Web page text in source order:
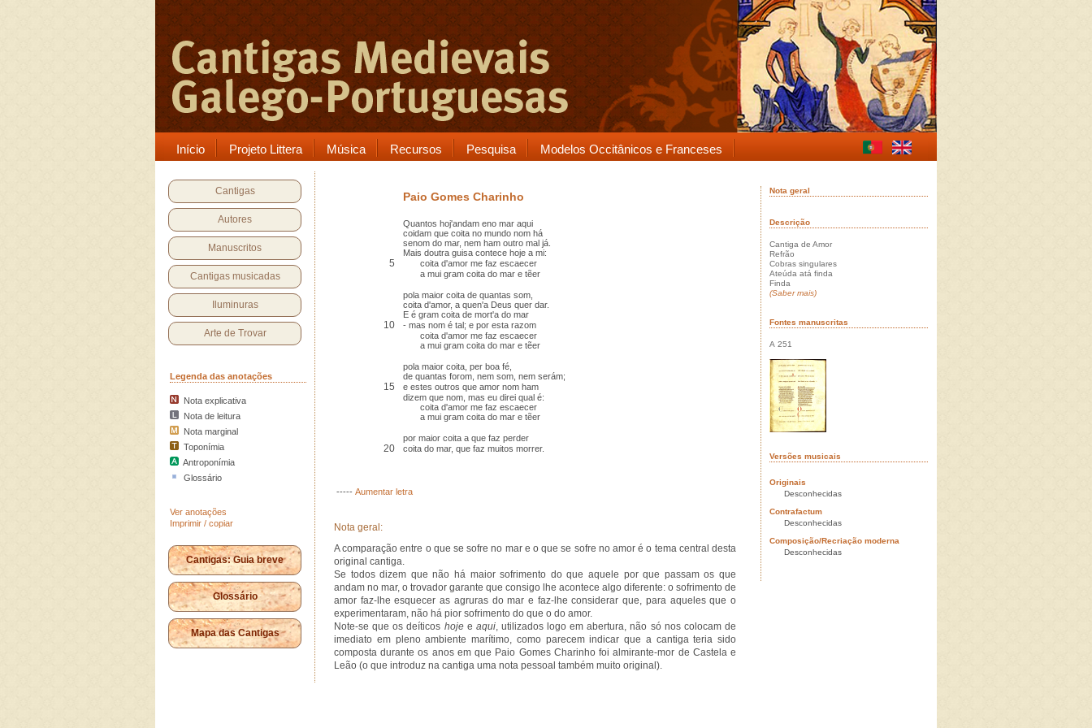
Início Projeto Littera Música Recursos Pesquisa Modelos Occitânicos e Franceses
Cantigas
Autores
Manuscritos
Cantigas musicadas
Iluminuras
Arte de Trovar
Legenda das anotações
Nota explicativa
Nota de leitura
Nota marginal
Toponímia
Antroponímia
Glossário
Ver anotações
Imprimir / copiar
Cantigas: Guia breve
Glossário
Mapa das Cantigas
Paio Gomes Charinho
Quantos hoj'andam eno mar aqui
coidam que coita no mundo nom há
senom do mar, nem ham outro mal já.
Mais doutra guisa contece hoje a mi:
5
coita d'amor me faz escaecer
a mui gram coita do mar e tẽer
pola maior coita de quantas som,
coita d'amor, a quen'a Deus quer dar.
E é gram coita de mort'a do mar
10
- mas nom é tal; e por esta razom
coita d'amor me faz escaecer
a mui gram coita do mar e tẽer
pola maior coita, per boa fé,
de quantas forom, nem som, nem serám;
15
e estes outros que amor nom ham
dizem que nom, mas eu direi qual é:
coita d'amor me faz escaecer
a mui gram coita do mar e tẽer
por maior coita a que faz perder
20 coita do mar, que faz muitos morrer.
----- Aumentar letra
Nota geral:
A comparação entre o que se sofre no mar e o que se sofre no amor é o tema central desta
original cantiga.
Se todos dizem que não há maior sofrimento do que aquele por que passam os que
andam no mar, o trovador garante que consigo lhe acontece algo diferente: o sofrimento de
amor faz-lhe esquecer as agruras do mar e faz-lhe considerar que, para aqueles que o
experimentaram, não há pior sofrimento do que o do amor.
Note-se que os deíticos hojee aqui, utilizados logo em abertura, não só nos colocam de
imediato em pleno ambiente marítimo, como parecem indicar que a cantiga teria sido
composta durante os anos em que Paio Gomes Charinho foi almirante-mor de Castela e
Leão (o que introduz na cantiga uma nota pessoal também muito original).
Nota geral
Descrição
Cantiga de Amor
Refrão
Cobras singulares
Ateúda atá finda
Finda
(Saber mais)
Fontes manuscritas
A 251
Versões musicais
Originais
Desconhecidas
Contrafactum
Desconhecidas
Composição/Recriação moderna
Desconhecidas